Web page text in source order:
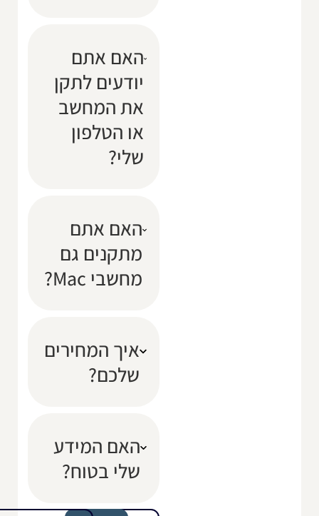
האם אתם
יודעים לתקן
את המחשב
או הטלפון
שלי?
האם אתם
מתקנים גם
מחשבי Mac?
איך המחירים
שלכם?
האם המידע
שלי בטוח?